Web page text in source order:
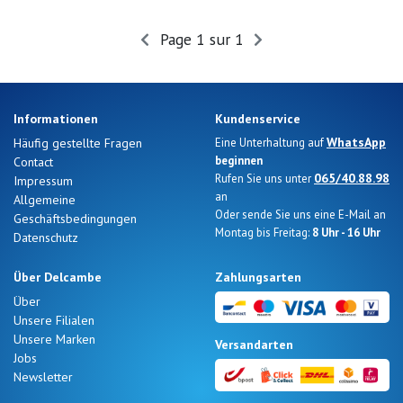
Nos 11
magasins
Page 1 sur 1
Informationen
Häufig gestellte Fragen
Contact
Impressum
Allgemeine
Geschäftsbedingungen
Datenschutz
Kundenservice
Eine Unterhaltung aufWhatsApp
beginnen
Rufen Sie uns unter 065/40.88.98
an
Oder sende Sie uns eine E-Mail an
Montag bis Freitag: 8 Uhr - 16 Uhr
Über Delcambe
Über
Unsere Filialen
Unsere Marken
Jobs
Newsletter
Zahlungsarten
Versandarten